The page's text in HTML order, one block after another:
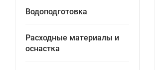
Водоподготовка
Расходные материалы и
оснастка